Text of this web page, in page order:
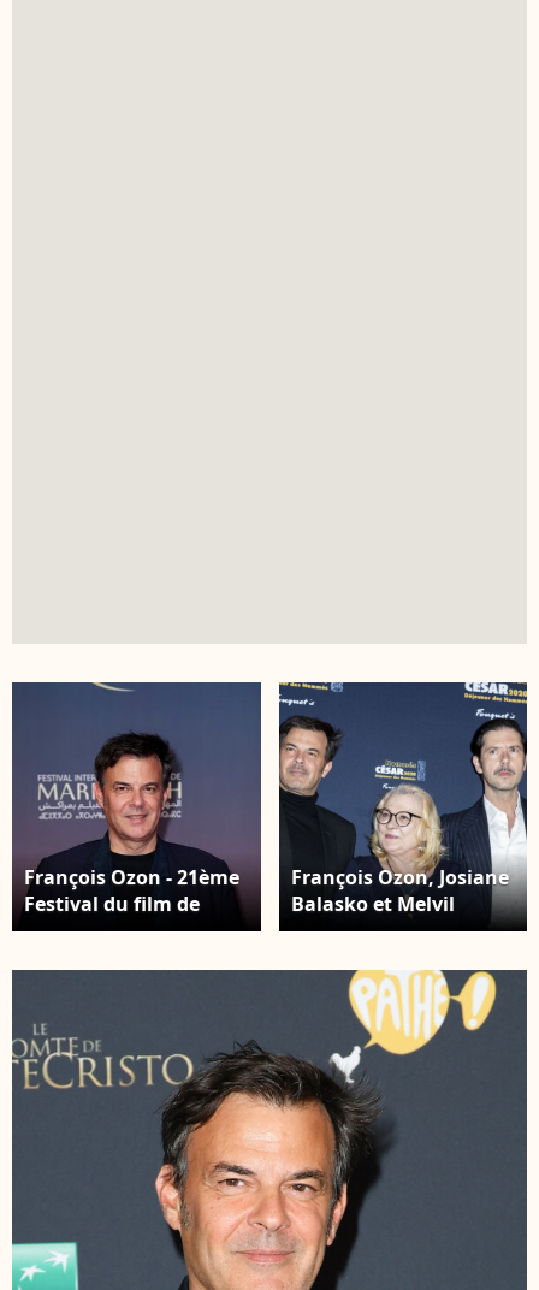
François Ozon - 21ème
Festival du film de
Marrakech au Maroc le
François Ozon, Josiane
Balasko et Melvil
Poupaud - Photocall du
Nommés de la 45e
édition des César 2020"
au restaurant le
Fouquet's à Paris,
France. Le 9 février
2020. © Olivier
Borde/Bestimage